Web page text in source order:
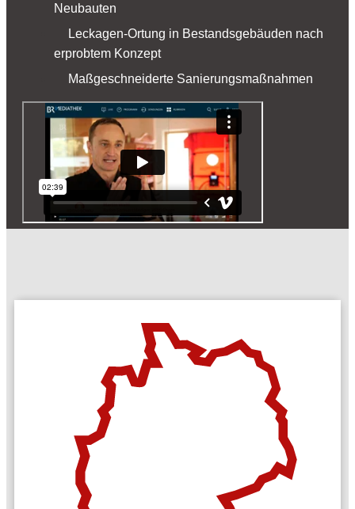
Neubauten
Leckagen-Ortung in Bestandsgebäuden nach
erprobtem Konzept
Maßgeschneiderte Sanierungsmaßnahmen